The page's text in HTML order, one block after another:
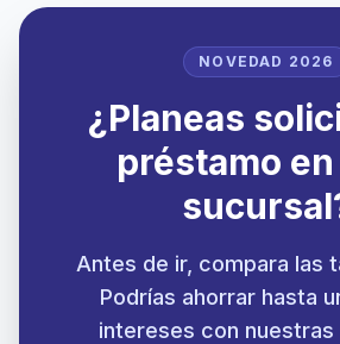
NOVEDAD 2026
¿Planeas
préstamo
Antes de ir, compara las
Podrías ahorrar hasta
intereses con nuestras